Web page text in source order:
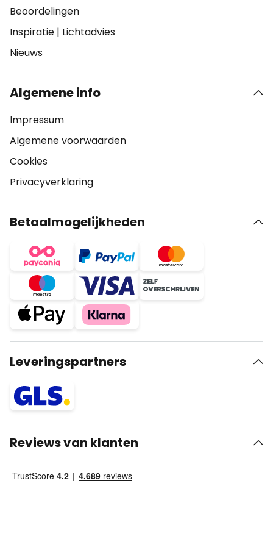
Beoordelingen
Inspiratie | Lichtadvies
Nieuws
Algemene info
Impressum
Algemene voorwaarden
Cookies
Privacyverklaring
Betaalmogelijkheden
Leveringspartners
Reviews van klanten